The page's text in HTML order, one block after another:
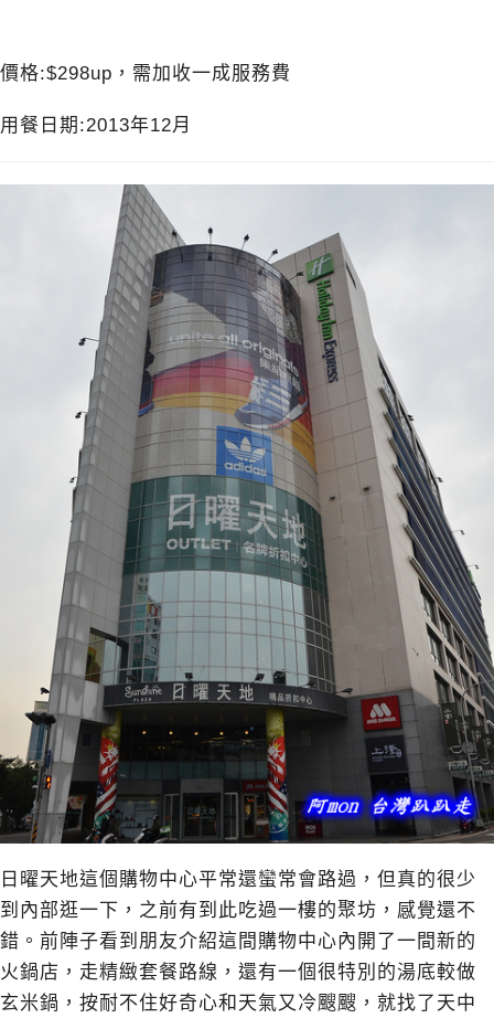
價格:$298up，需加收一成服務費
用餐日期:2013年12月
日曜天地這個購物中心平常還蠻常會路過，但真的很少
到內部逛一下，之前有到此吃過一樓的聚坊，感覺還不
錯。前陣子看到朋友介紹這間購物中心內開了一間新的
火鍋店，走精緻套餐路線，還有一個很特別的湯底較做
玄米鍋，按耐不住好奇心和天氣又冷颼颼，就找了天中